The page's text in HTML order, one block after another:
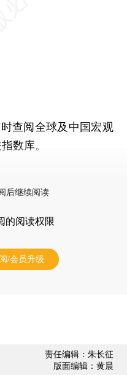
时查阅全球及中国宏观
数库。
后继续阅读
的阅读权限
/会员升级
责任编辑：朱长征
版面编辑：黄晨